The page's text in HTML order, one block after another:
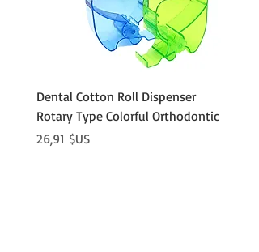
Dental Cotton Roll Dispenser
Rotary Type Colorful Orthodontic
Prix
26,91 $US
Prix
21,86